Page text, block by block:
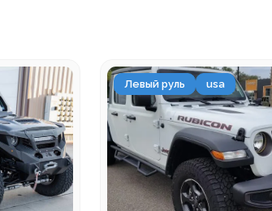
Левый руль usa